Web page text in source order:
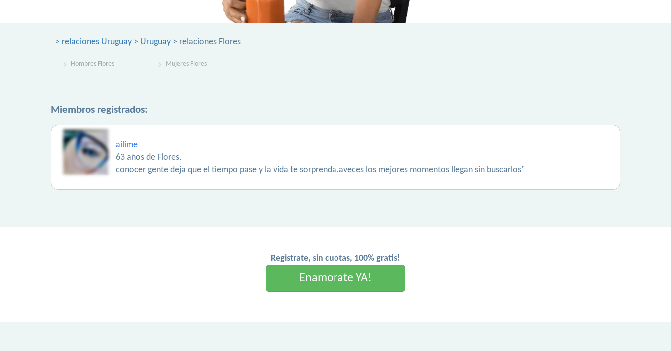
> relaciones Uruguay > Uruguay > relaciones Flores
Hombres Flores Mujeres Flores
Miembros registrados:
ailime
63 años de Flores.
conocer gente deja que el tiempo pase y la vida te sorprenda.aveces los mejores momentos llegan sin buscarlos"
Registrate, sin cuotas, 100% gratis!
Enamorate YA!